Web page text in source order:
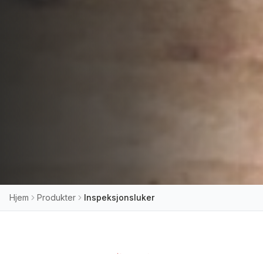
Hjem Produkter Inspeksjonsluker